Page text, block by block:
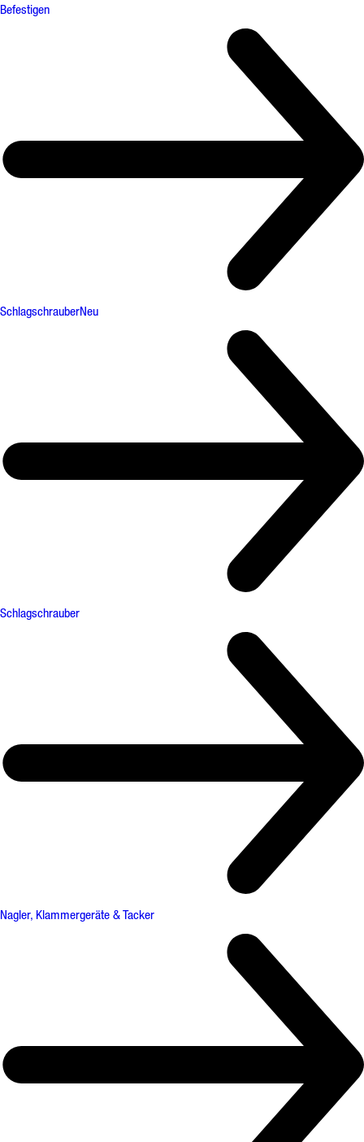
Befestigen
SchlagschrauberNeu
Schlagschrauber
Nagler, Klammergeräte & Tacker